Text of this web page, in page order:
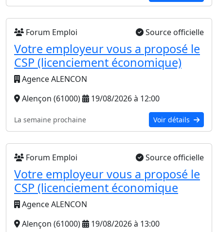
Forum Emploi Source officielle
Votre employeur vous a proposé le
CSP (licenciement économique)
Agence ALENCON
Alençon (61000)
19/08/2026 à 12:00
La semaine prochaine Voir détails
Forum Emploi Source officielle
Votre employeur vous a proposé le
CSP (licenciement économique
Agence ALENCON
Alençon (61000)
19/08/2026 à 13:00